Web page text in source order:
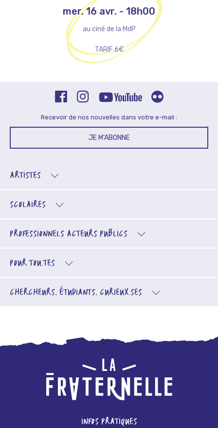
mer. 16 avr. - 18h00
au ciné de la MdP
TARIF 6€
Recevoir de nos nouvelles dans votre e-mail :
JE M'ABONNE
ARTISTES
SCOLAIRES
PROFESSIONNELS ACTEURS PUBLICS
POUR TOU.TES
CHERCHEURS, ÉTUDIANTS, CURIEUX.SES
INFOS PRATIQUES